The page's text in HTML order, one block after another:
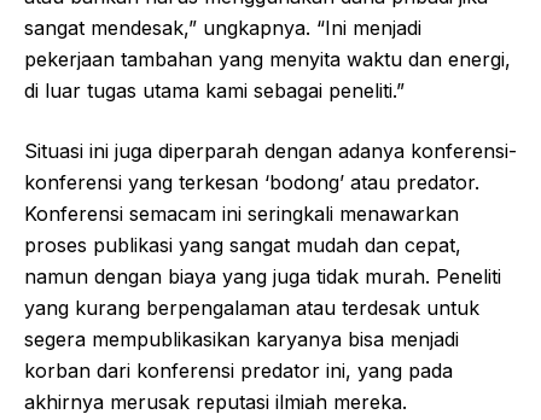
sangat mendesak,” ungkapnya. “Ini menjadi
pekerjaan tambahan yang menyita waktu dan energi,
di luar tugas utama kami sebagai peneliti.”
Situasi ini juga diperparah dengan adanya konferensi-
konferensi yang terkesan ‘bodong’ atau predator.
Konferensi semacam ini seringkali menawarkan
proses publikasi yang sangat mudah dan cepat,
namun dengan biaya yang juga tidak murah. Peneliti
yang kurang berpengalaman atau terdesak untuk
segera mempublikasikan karyanya bisa menjadi
korban dari konferensi predator ini, yang pada
akhirnya merusak reputasi ilmiah mereka.